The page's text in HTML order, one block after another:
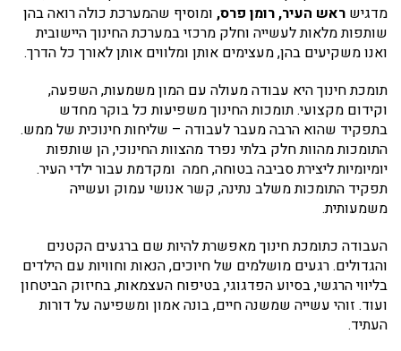
מדגיש ראש העיר, רומן פרס, ומוסיף שהמערכת כולה רואה בהן
שותפות מלאות לעשייה וחלק מרכזי במערכת החינוך היישובית
ואנו משקיעים בהן, מעצימים אותן ומלווים אותן לאורך כל הדרך.
תומכת חינוך היא עבודה מעולה עם המון משמעות, השפעה,
וקידום מקצועי. תומכות החינוך משפיעות כל בוקר מחדש
בתפקיד שהוא הרבה מעבר לעבודה – שליחות חינוכית של ממש.
התומכות מהוות חלק בלתי נפרד מהצוות החינוכי, הן שותפות
יומיומיות ליצירת סביבה בטוחה, חמה ומקדמת עבור ילדי העיר.
תפקיד התומכות משלב נתינה, קשר אנושי עמוק ועשייה
משמעותית.
העבודה כתומכת חינוך מאפשרת להיות שם ברגעים הקטנים
והגדולים. רגעים מושלמים של חיוכים, הנאות וחוויות עם הילדים
בליווי הרגשי, בסיוע הפדגוגי, בטיפוח העצמאות, בחיזוק הביטחון
ועוד. זוהי עשייה שמשנה חיים, בונה אמון ומשפיעה על דורות
העתיד.